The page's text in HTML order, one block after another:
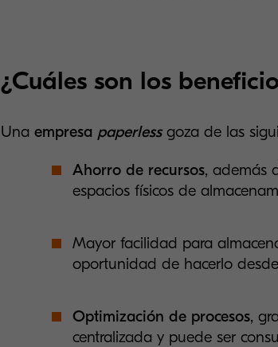
¿Cuáles son los
Una empresa paperlessgoza de las
Ahorro de recursos, además
espacios físicos de
Mayor facilidad para
oportunidad de hacerlo
Optimización de procesos,
centralizada y puede ser